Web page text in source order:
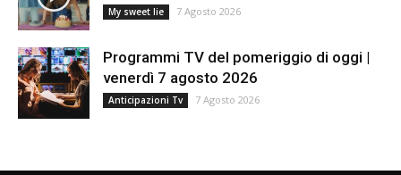
My sweet lie 7 Agosto 2026
Programmi TV del pomeriggio di oggi |
venerdì 7 agosto 2026
Anticipazioni Tv 7 Agosto 2026